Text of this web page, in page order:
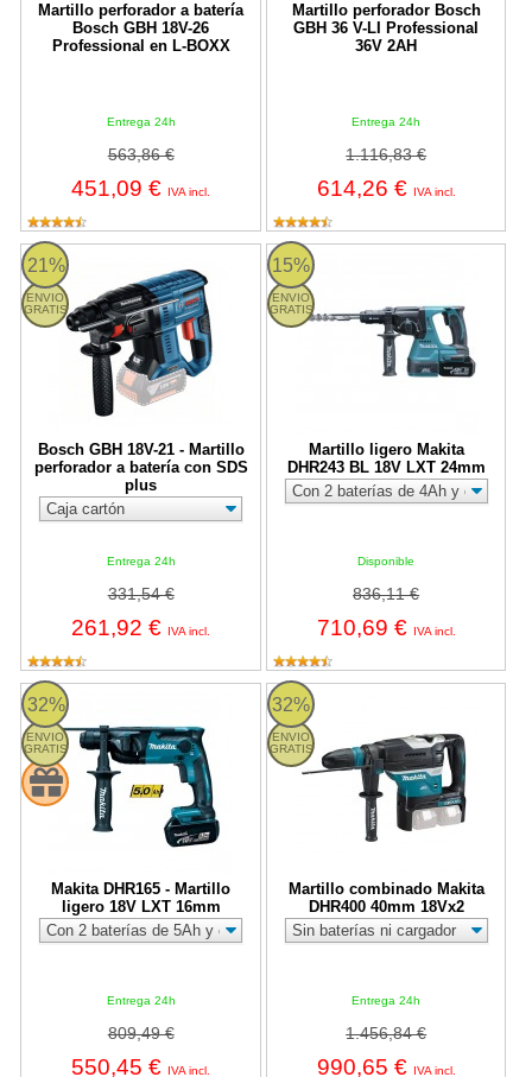
Martillo perforador a batería
Bosch GBH 18V-26
Professional en L-BOXX
Entrega 24h
563,86 €
451,09 € IVA incl.
Martillo perforador Bosch
GBH 36 V-LI Professional
36V 2AH
Entrega 24h
1.116,83 €
614,26 € IVA incl.
21%
ENVIO
GRATIS
Bosch GBH 18V-21 - Martillo
perforador a batería con SDS
plus
Entrega 24h
331,54 €
261,92 € IVA incl.
Bosch GBH 18V-21 - Martillo perforador a batería con SDS plus
15%
ENVIO
GRATIS
Martillo ligero Makita
DHR243 BL 18V LXT 24mm
Disponible
836,11 €
710,69 € IVA incl.
Martillo ligero Makita DHR243 BL
32%
ENVIO
GRATIS
Makita DHR165 - Martillo
ligero 18V LXT 16mm
Entrega 24h
809,49 €
550,45 € IVA incl.
Makita DHR165 - Martillo ligero 18V LXT 16mm
32%
ENVIO
GRATIS
Martillo combinado Makita
DHR400 40mm 18Vx2
Entrega 24h
1.456,84 €
990,65 € IVA incl.
Martillo combinado Makita